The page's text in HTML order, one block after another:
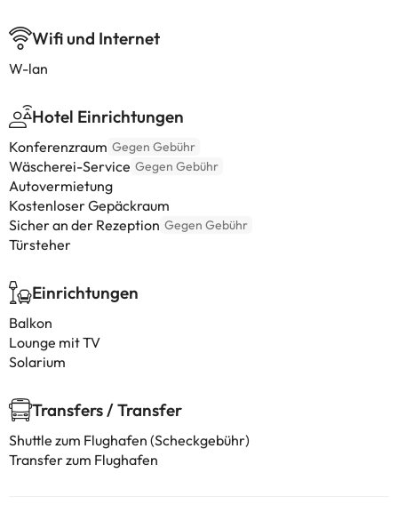
Wifi und Internet
W-lan
Hotel Einrichtungen
Konferenzraum Gegen Gebühr
Wäscherei-Service Gegen Gebühr
Autovermietung
Kostenloser Gepäckraum
Sicher an der Rezeption Gegen Gebühr
Türsteher
Einrichtungen
Balkon
Lounge mit TV
Solarium
Transfers / Transfer
Shuttle zum Flughafen (Scheckgebühr)
Transfer zum Flughafen